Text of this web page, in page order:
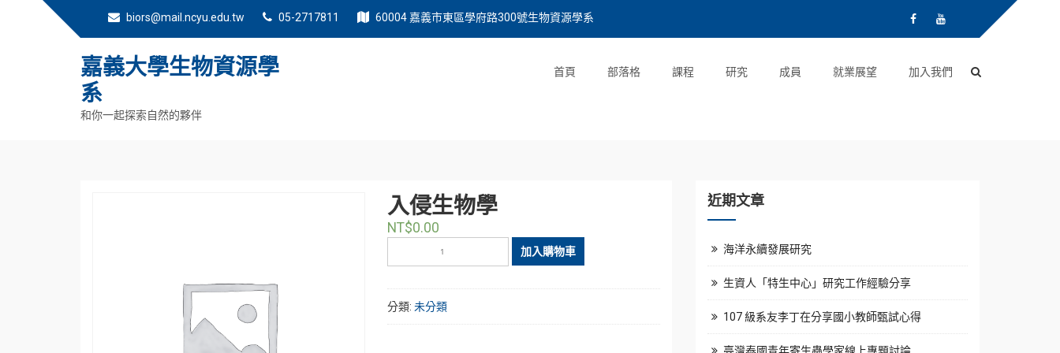
biors@mail.ncyu.edu.tw 05-2717811 60004 嘉義市東區學府路300號生物資源學系
嘉義大學生物資源學
系
和你一起探索自然的夥伴
首頁 部落格 課程 研究 成員 就業展望 加入我們
入侵生物學
NT$0.00
侵
物
學
加入購物車
分類:未分類
近期文章
海洋永續發展研究
生資人「特生中心」研究工作經驗分享
107 級系友李丁在分享國小教師甄試心得